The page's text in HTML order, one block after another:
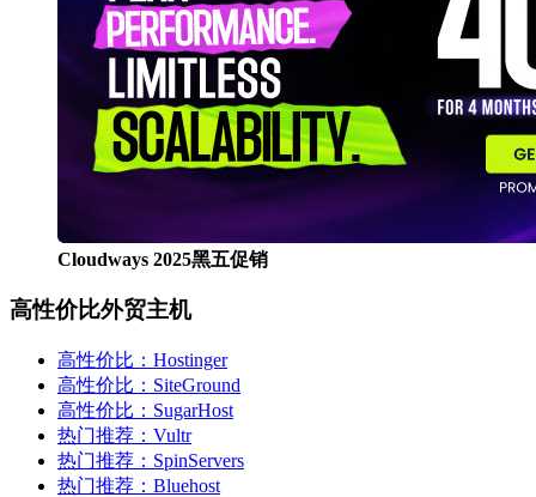
Cloudways 2025黑五促销
高性价比外贸主机
高性价比：Hostinger
高性价比：SiteGround
高性价比：SugarHost
热门推荐：Vultr
热门推荐：SpinServers
热门推荐：Bluehost